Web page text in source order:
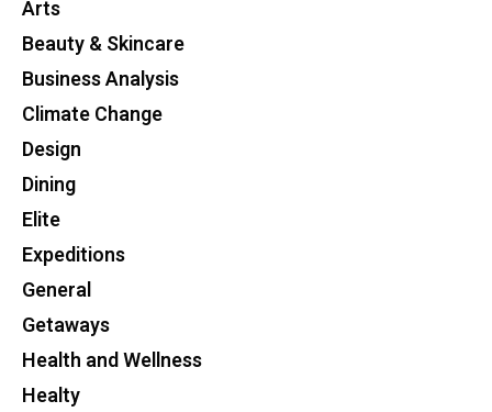
Arts
Beauty & Skincare
Business Analysis
Climate Change
Design
Dining
Elite
Expeditions
General
Getaways
Health and Wellness
Healty